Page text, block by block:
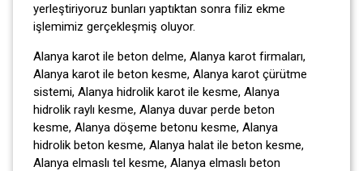
yerleştiriyoruz bunları yaptıktan sonra filiz ekme
işlemimiz gerçekleşmiş oluyor.
Alanya karot ile beton delme, Alanya karot firmaları,
Alanya karot ile beton kesme, Alanya karot çürütme
sistemi, Alanya hidrolik karot ile kesme, Alanya
hidrolik raylı kesme, Alanya duvar perde beton
kesme, Alanya döşeme betonu kesme, Alanya
hidrolik beton kesme, Alanya halat ile beton kesme,
Alanya elmaslı tel kesme, Alanya elmaslı beton